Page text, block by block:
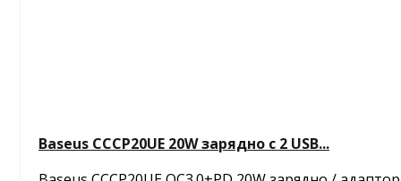
Baseus CCCP20UE 20W зарядно с 2 USB...